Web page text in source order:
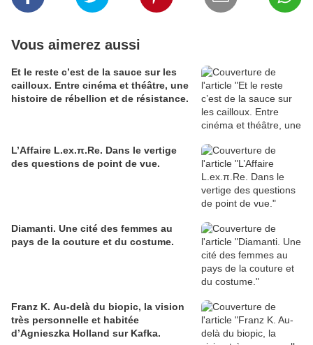
Vous aimerez aussi
Et le reste c’est de la sauce sur les
cailloux. Entre cinéma et théâtre, une
histoire de rébellion et de résistance.
L’Affaire L.ex.π.Re. Dans le vertige
des questions de point de vue.
Diamanti. Une cité des femmes au
pays de la couture et du costume.
Franz K. Au-delà du biopic, la vision
très personnelle et habitée
d’Agnieszka Holland sur Kafka.